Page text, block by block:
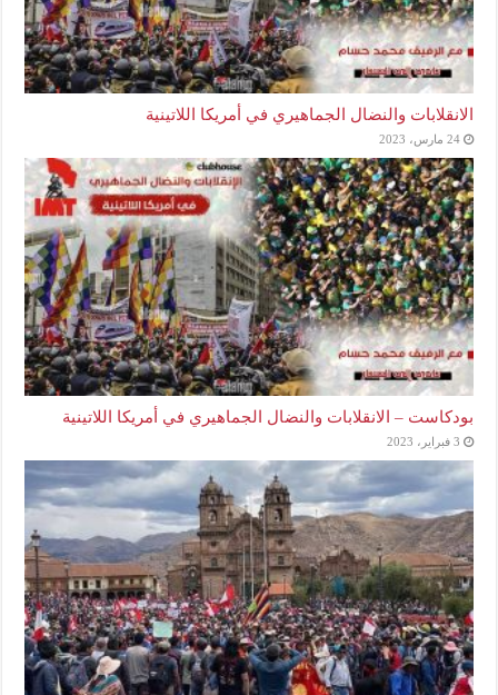
الانقلابات والنضال الجماهيري في أمريكا اللاتينية
24 مارس، 2023
بودكاست – الانقلابات والنضال الجماهيري في أمريكا اللاتينية
3 فبراير، 2023